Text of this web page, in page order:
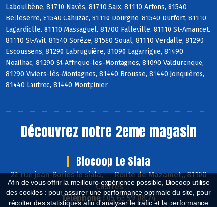
Afin de vous offrir la meilleure expérience possible, Biocoop utilise
des cookies : pour assurer une performance optimale du site, pour
récolter des statistiques afin d'analyser le trafic et la performance
Laboulbène, 81710 Navès, 81710 Saïx, 81110 Arfons, 81540
Belleserre, 81540 Cahuzac, 81110 Dourgne, 81540 Durfort, 81110
Lagardiolle, 81110 Massaguel, 81700 Palleville, 81110 St-Amancet,
81110 St-Avit, 81540 Sorèze, 81580 Soual, 81110 Verdalle, 81290
Escoussens, 81290 Labruguière, 81090 Lagarrigue, 81490
Noailhac, 81290 St-Affrique-les-Montagnes, 81090 Valdurenque,
81290 Viviers-lès-Montagnes, 81440 Brousse, 81440 Jonquières,
81440 Lautrec, 81440 Montpinier
Découvrez notre 2eme magasin
Biocoop Le Siala
22 rue jean Bories le siala,-Route de Mazamet,, 81100
Castres
Téléphone :05 63 59 08 74